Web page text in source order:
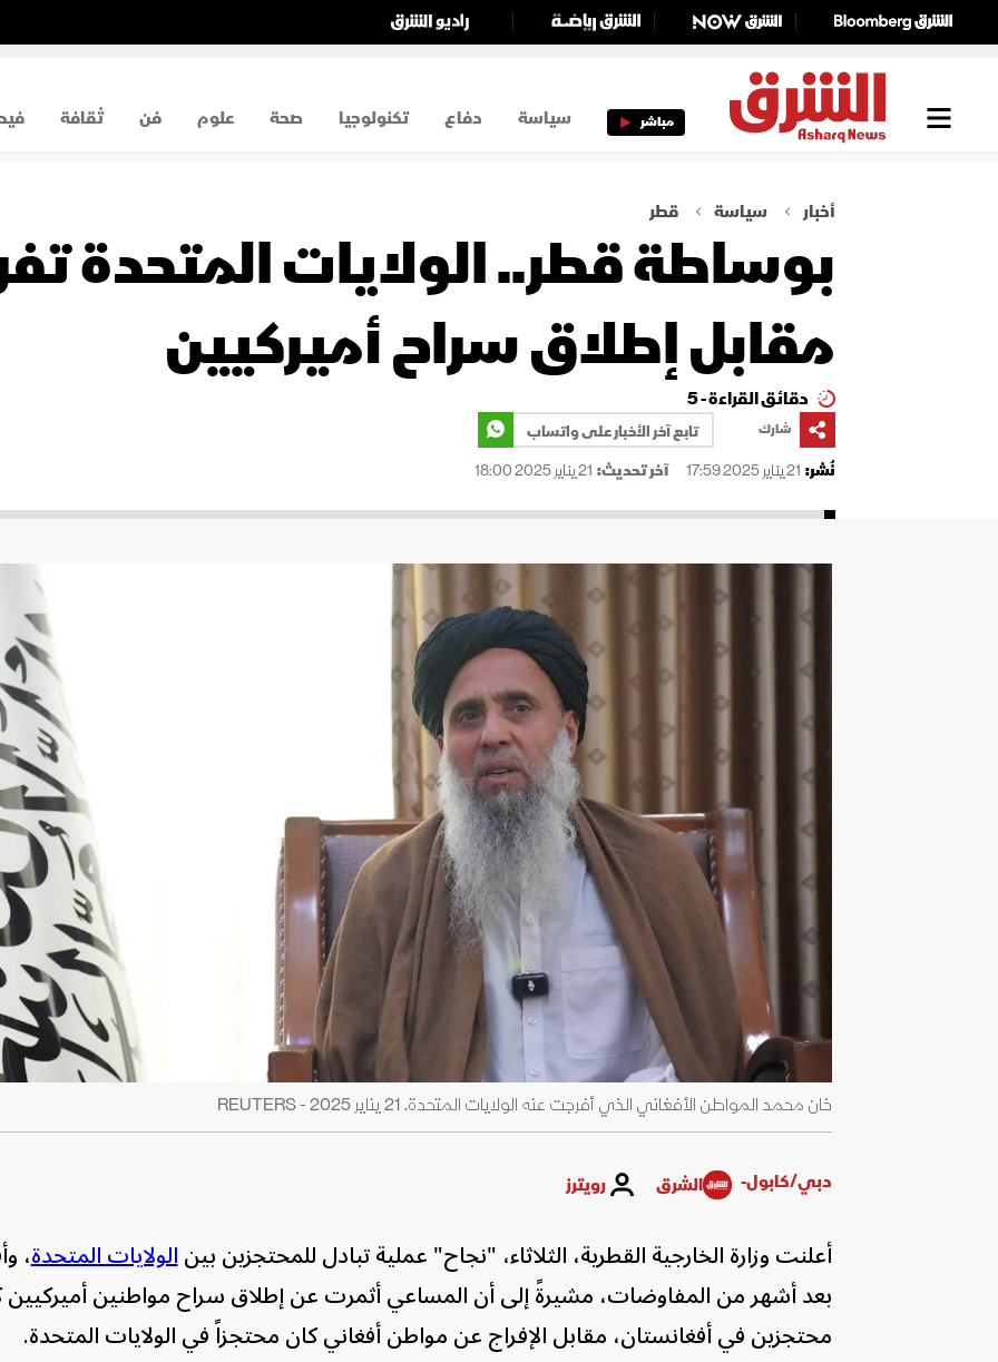
مباشر سياسة دفاع تكنولوجيا صحة علوم فن ثقافة
أخبار سياسة قطر
بوساطة قطر.. الولايات المتحدة
مقابل إطلاق سراح أميركيين
دقائق القراءة - 5
شارك
تابع آخر الأخبار على واتساب
نُشر: 21 يناير 2025 17:59 آخر تحديث: 21 يناير 2025 18:00
خان محمد المواطن الأفغاني الذي أفرجت عنه الولايات المتحدة. 21 يناير 2025 - REUTERS
دبي/كابول- الشرق رويترز
أعلنت وزارة الخارجية القطرية، الثلاثاء، "نجاح" عملية تبادل للمحتجزين بينالولايات المتحدة،
بعد أشهر من المفاوضات، مشيرةً إلى أن المساعي أثمرت عن إطلاق سراح مواطنين أميركيين
محتجزين في أفغانستان، مقابل الإفراج عن مواطن أفغاني كان محتجزاً في الولايات المتحدة.